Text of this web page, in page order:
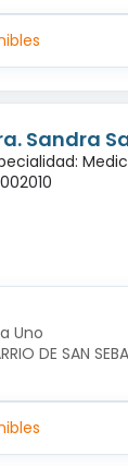
Sandra
Uno
DE SAN